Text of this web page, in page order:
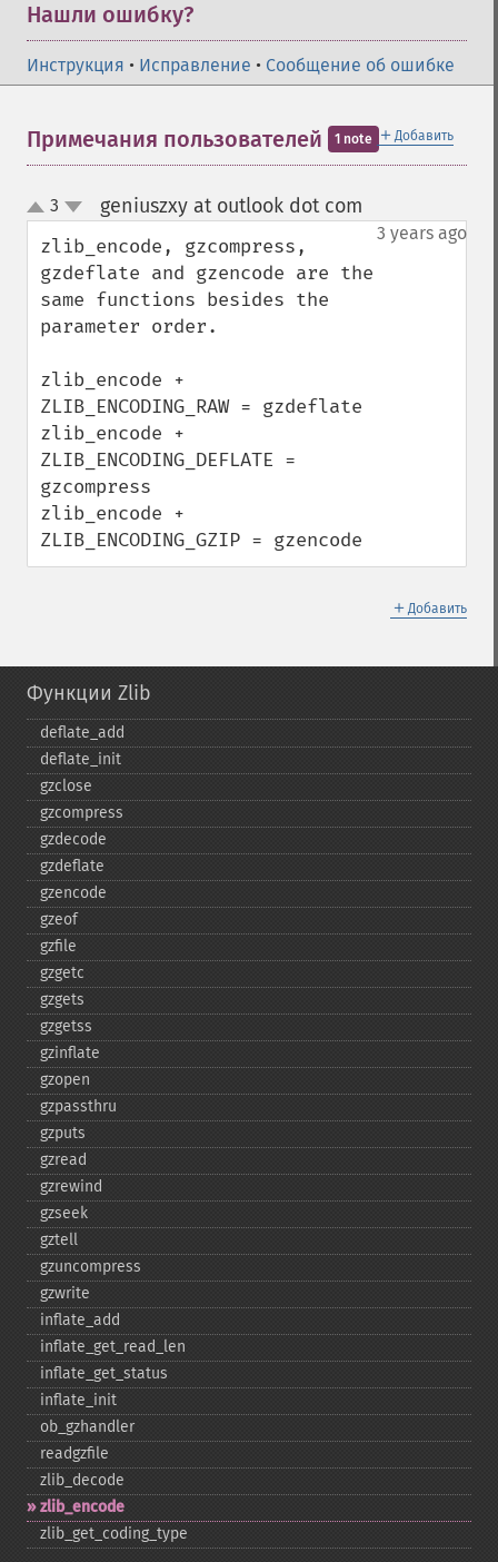
Нашли ошибку?
Инструкция • Исправление • Сообщение об ошибке
＋ Добавить
Примечания пользователей 1 note
up
down
3 geniuszxy at outlook dot com
3 years ago
zlib_encode, gzcompress,
gzdeflate and gzencode are the
same functions besides the
parameter order.
zlib_encode +
ZLIB_ENCODING_RAW = gzdeflate
zlib_encode +
ZLIB_ENCODING_DEFLATE =
gzcompress
zlib_encode +
ZLIB_ENCODING_GZIP = gzencode
＋ Добавить
Функции Zlib
deflate_​add
deflate_​init
gzclose
gzcompress
gzdecode
gzdeflate
gzencode
gzeof
gzfile
gzgetc
gzgets
gzgetss
gzinflate
gzopen
gzpassthru
gzputs
gzread
gzrewind
gzseek
gztell
gzuncompress
gzwrite
inflate_​add
inflate_​get_​read_​len
inflate_​get_​status
inflate_​init
ob_​gzhandler
readgzfile
zlib_​decode
zlib_​encode
zlib_​get_​coding_​type